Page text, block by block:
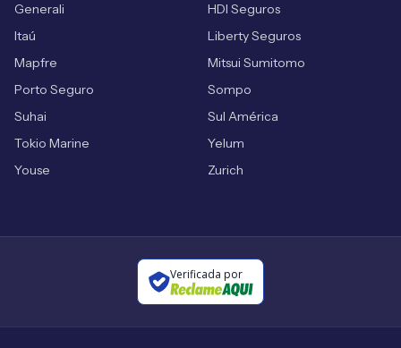
Generali
HDI Seguros
Itaú
Liberty Seguros
Mapfre
Mitsui Sumitomo
Porto Seguro
Sompo
Suhai
Sul América
Tokio Marine
Yelum
Youse
Zurich
Verificada por